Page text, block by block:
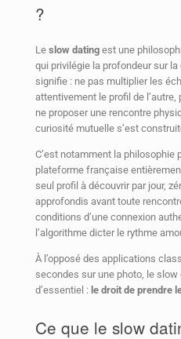
?
Le slow dating est une
qui privilégie la profondeur sur
signifie : ne pas multiplier les
attentivement le profil de
ne proposer une rencontre
curiosité mutuelle s’est
C’est notamment la philosophie
plateforme française
seul profil à découvrir par jour,
approfondis avant toute
conditions d’une connexion
l’algorithme dicter le rythme
À l’opposé des applications
secondes sur une photo, le
d’essentiel : le droit de prendre
Ce que le slow